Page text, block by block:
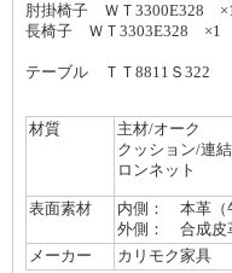
肘掛椅子 ＷＴ3300E328 ×1
長椅子 ＷＴ3303E328 ×1
テーブル ＴＴ8811Ｓ322
材質
主材/オーク
クッション/連
ロンネット
表面素材
内側： 本革（
外側： 合成
メーカー
カリモク家具